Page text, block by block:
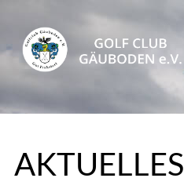
AKTUELLES